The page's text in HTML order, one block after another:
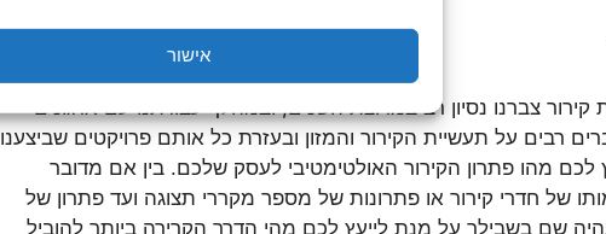
אישור
צברנו נסיון רב במרוצת השנים, ובמהלך עבודתנו עם ארגונים
רבים על תעשיית הקירור והמזון ובעזרת כל אותם פרויקטים שביצענו
לכם מהו פתרון הקירור האולטימטיבי לעסק שלכם. בין אם מדובר
של חדרי קירור או פתרונות של מספר מקררי תצוגה ועד פתרון של
נהיה שם בשבילך על מנת לייעץ לכם מהי הדרך הקרירה ביותר להוביל